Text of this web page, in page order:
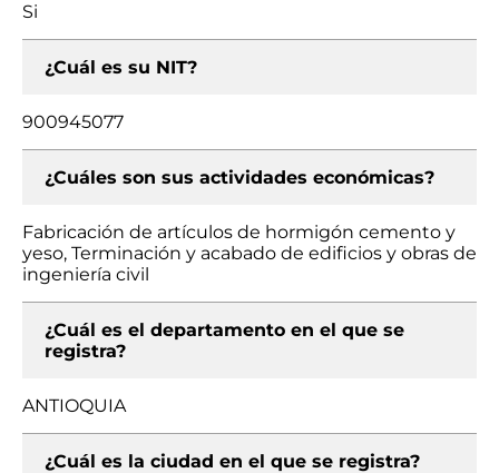
Si
¿Cuál es su NIT?
900945077
¿Cuáles son sus actividades económicas?
Fabricación de artículos de hormigón cemento y
yeso, Terminación y acabado de edificios y obras de
ingeniería civil
¿Cuál es el departamento en el que se
registra?
ANTIOQUIA
¿Cuál es la ciudad en el que se registra?